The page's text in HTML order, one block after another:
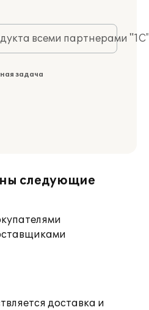
всеми партнерами
задача
следующие
доставка и